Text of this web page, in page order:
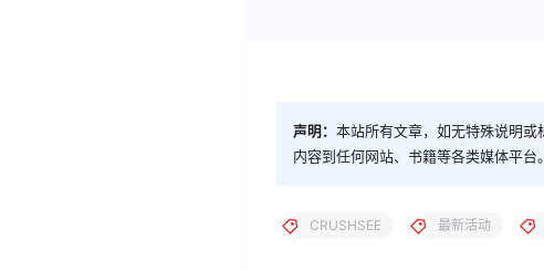
声明： 本站所有文章，如无特殊说明
内容到任何网站、书籍等各类媒体平台
CRUSHSEE 最新活动